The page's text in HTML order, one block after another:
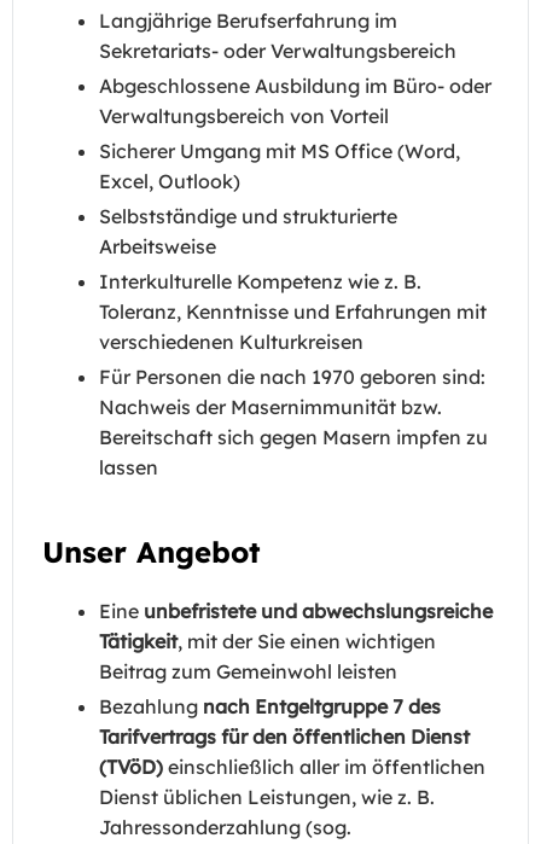
Langjährige Berufserfahrung im
Sekretariats- oder Verwaltungsbereich
Abgeschlossene Ausbildung im Büro- oder
Verwaltungsbereich von Vorteil
Sicherer Umgang mit MS Office (Word,
Excel, Outlook)
Selbstständige und strukturierte
Arbeitsweise
Interkulturelle Kompetenz wie z. B.
Toleranz, Kenntnisse und Erfahrungen mit
verschiedenen Kulturkreisen
Für Personen die nach 1970 geboren sind:
Nachweis der Masernimmunität bzw.
Bereitschaft sich gegen Masern impfen zu
lassen
Unser Angebot
Eine unbefristete und abwechslungsreiche
Tätigkeit, mit der Sie einen wichtigen
Beitrag zum Gemeinwohl leisten
Bezahlung nach Entgeltgruppe 7 des
Tarifvertrags für den öffentlichen Dienst
(TVöD) einschließlich aller im öffentlichen
Dienst üblichen Leistungen, wie z. B.
Jahressonderzahlung (sog.